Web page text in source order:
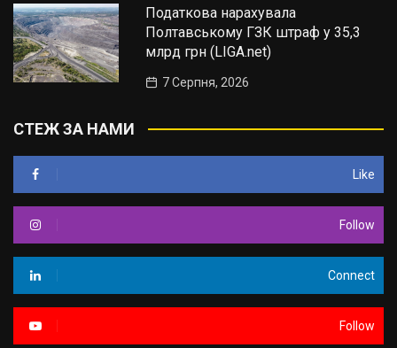
Податкова нарахувала
Полтавському ГЗК штраф у 35,3
млрд грн (LIGA.net)
7 Серпня, 2026
СТЕЖ ЗА НАМИ
Like
Follow
Connect
Follow